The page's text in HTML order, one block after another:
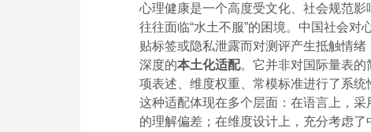
心理健康是一个高度受文化、社会规范
往往面临“水土不服”的困境。中国社会对
贴标签或隐私泄露而对测评产生抵触情
深度的本土化适配。它并非对国际量表
项表述、维度权重、常模标准进行了系统
这种适配体现在多个层面：在语言上，
的理解偏差；在维度设计上，充分考虑了